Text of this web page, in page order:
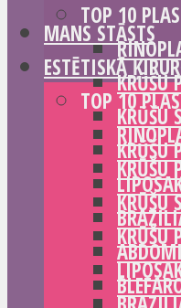
TOP 10
KRŪŠU
KRŪŠU
KRŪŠU
MANS STĀSTS
ESTĒTISKĀ
TOP 10
KRŪŠU
KRŪŠU
KRŪŠU